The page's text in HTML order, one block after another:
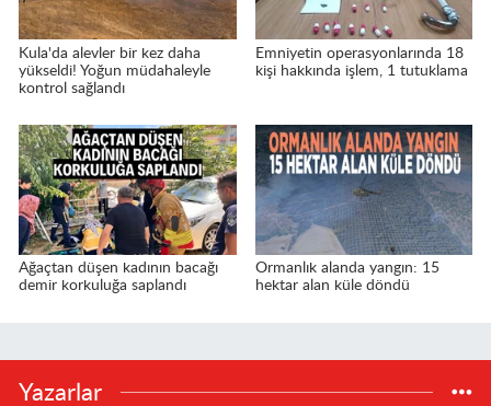
Kula'da alevler bir kez daha
yükseldi! Yoğun müdahaleyle
kontrol sağlandı
Emniyetin operasyonlarında 18
kişi hakkında işlem, 1 tutuklama
Ağaçtan düşen kadının bacağı
demir korkuluğa saplandı
Ormanlık alanda yangın: 15
hektar alan küle döndü
Yazarlar